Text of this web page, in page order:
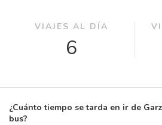
VIAJES AL DÍA
6
¿Cuánto tiempo se tarda en ir de
bus?